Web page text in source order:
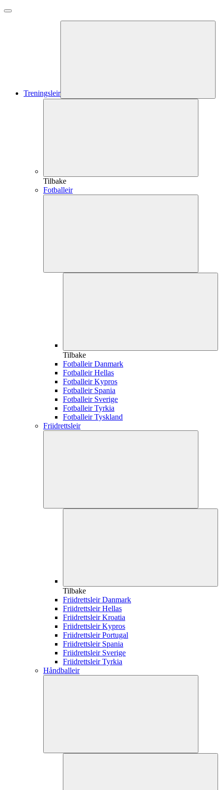
Treningsleir
Tilbake
Fotballeir
Tilbake
Fotballeir Danmark
Fotballeir Hellas
Fotballeir Kypros
Fotballeir Spania
Fotballeir Sverige
Fotballeir Tyrkia
Fotballeir Tyskland
Friidrettsleir
Tilbake
Friidrettsleir Danmark
Friidrettsleir Hellas
Friidrettsleir Kroatia
Friidrettsleir Kypros
Friidrettsleir Portugal
Friidrettsleir Spania
Friidrettsleir Sverige
Friidrettsleir Tyrkia
Håndballeir